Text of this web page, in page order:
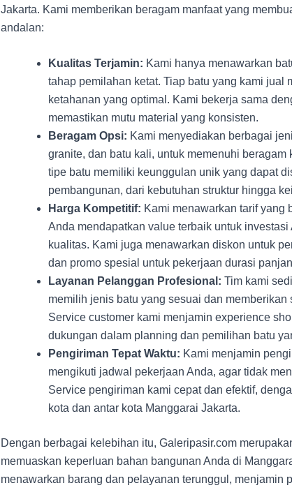
Jakarta. Kami memberikan beragam manfaat yang
andalan:
Kualitas Terjamin: Kami hanya menawarkan
tahap pemilahan ketat. Tiap batu yang kami jual
ketahanan yang optimal. Kami bekerja sama
memastikan mutu material yang konsisten.
Beragam Opsi: Kami menyediakan berbagai
granite, dan batu kali, untuk memenuhi beragam
tipe batu memiliki keunggulan unik yang dapat
pembangunan, dari kebutuhan struktur hingga
Harga Kompetitif: Kami menawarkan tarif yang
Anda mendapatkan value terbaik untuk
kualitas. Kami juga menawarkan diskon untuk
dan promo spesial untuk pekerjaan durasi
Layanan Pelanggan Profesional: Tim kami
memilih jenis batu yang sesuai dan memberikan
Service customer kami menjamin experience
dukungan dalam planning dan pemilihan batu
Pengiriman Tepat Waktu: Kami menjamin
mengikuti jadwal pekerjaan Anda, agar tidak
Service pengiriman kami cepat dan efektif,
kota dan antar kota Manggarai Jakarta.
Dengan berbagai kelebihan itu, Galeripasir.com
memuaskan keperluan bahan bangunan Anda di
menawarkan barang dan pelayanan terunggul, menjamin